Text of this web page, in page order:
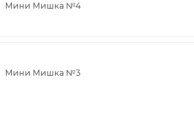
Мини Мишка №4
Мини Мишка №3